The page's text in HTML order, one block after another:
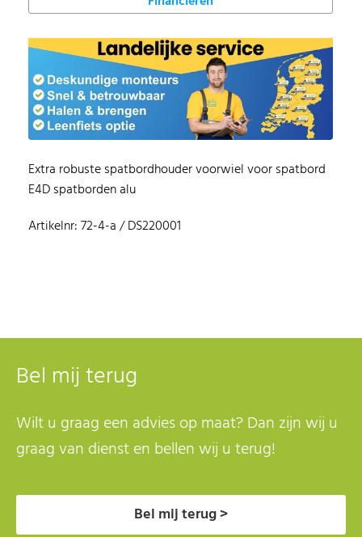
Extra robuste spatbordhouder voorwiel voor spatbord
E4D spatborden alu
Artikelnr: 72-4-a / DS220001
Bel mij terug
Wilt u graag een advies op maat? Dan zijn wij u
graag van dienst en bellen wij u terug!
Bel mij terug >